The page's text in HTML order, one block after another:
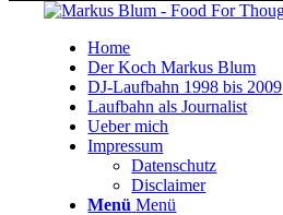
Home
Der Koch Markus Blum
DJ-Laufbahn 1998 bis 2009
Laufbahn als Journalist
Ueber mich
Impressum
Datenschutz
Disclaimer
Menü Menü